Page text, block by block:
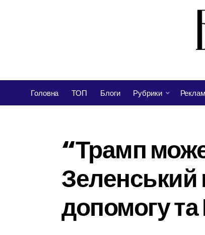
Головна ТОП Блоги Рубрики
“Трамп
Зеленський
допомогу